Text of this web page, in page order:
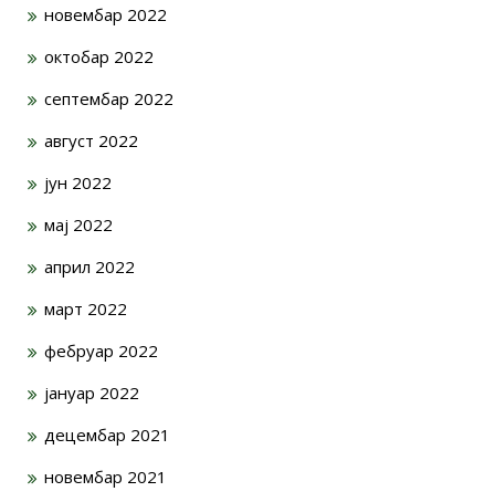
новембар 2022
октобар 2022
септембар 2022
август 2022
јун 2022
мај 2022
април 2022
март 2022
фебруар 2022
јануар 2022
децембар 2021
новембар 2021